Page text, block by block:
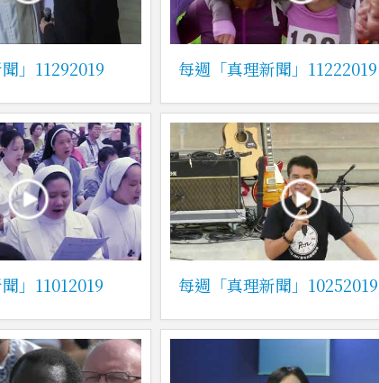
」11292019 每週「真理新聞」11222019
」11012019 每週「真理新聞」10252019